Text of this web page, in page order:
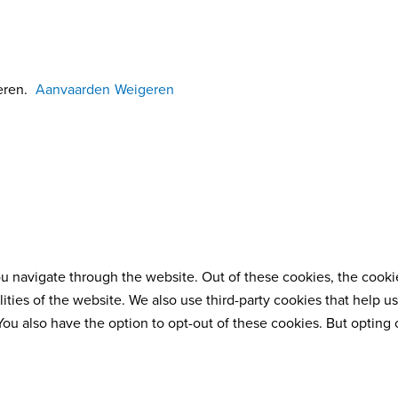
Aanvaarden Weigeren
through the website. Out of these cookies, the
of the website. We also use third-party cookies that help
also have the option to opt-out of these cookies. But